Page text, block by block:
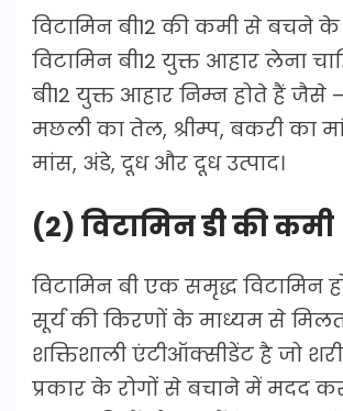
विटामिन बी12 की कमी से बचने
विटामिन बी12 युक्त आहार लेना
बी12 युक्त आहार निम्न होते हैं जैसे
मछली का तेल, श्रीम्प, बकरी का
मांस, अंडे, दूध और दूध उत्पाद।
(2) विटामिन डी की कमी
विटामिन बी एक समृद्ध विटामिन
सूर्य की किरणों के माध्यम से
शक्तिशाली एंटीऑक्सीडेंट है जो
प्रकार के रोगों से बचाने में मदद